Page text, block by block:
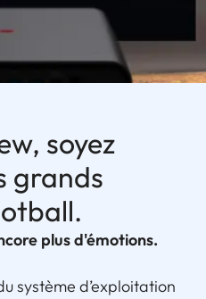
soyez
grands
plus d'émotions.
système d’exploitation